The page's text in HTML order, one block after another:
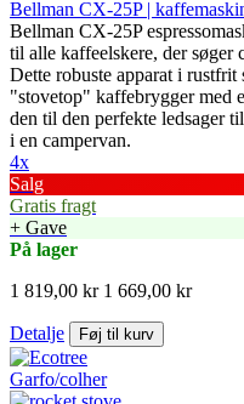
Bellman CX-25P |
Bellman CX-25P
til alle kaffeelskere, der søger
Dette robuste apparat i
"stovetop" kaffebrygger med
den til den perfekte ledsager
i en campervan.
4x
Salg
Gratis fragt
+ Gave
På lager
1 819,00 kr 1 669,00 kr
Detalje Føj til kurv